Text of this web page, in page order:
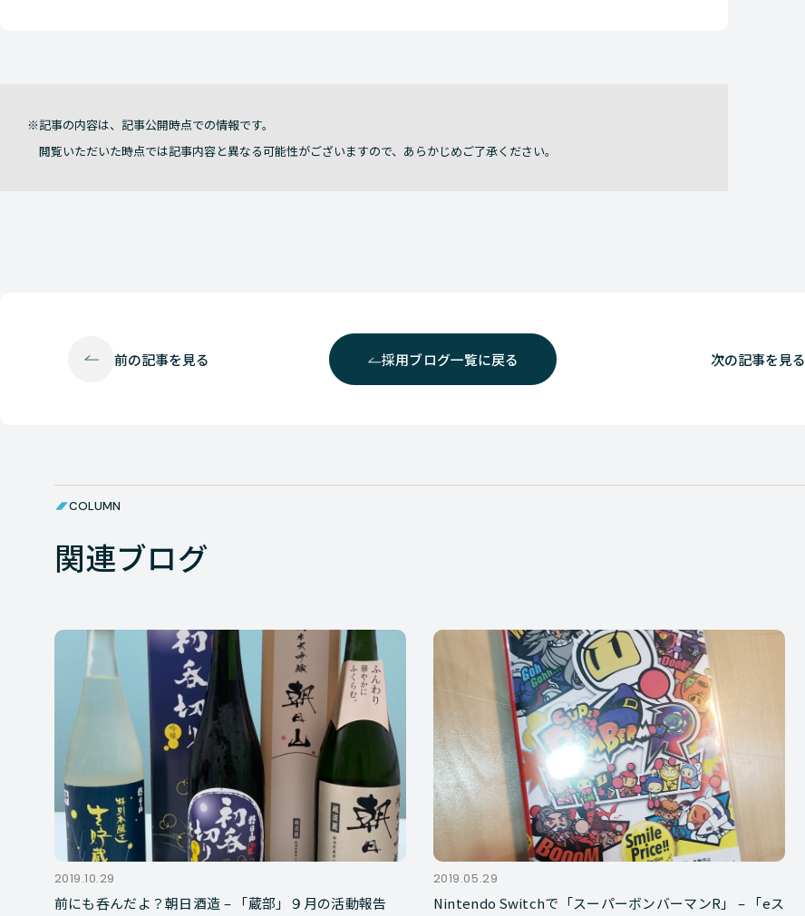
記事の内容は、記事公開時点での情報です。
閲覧いただいた時点では記事内容と異なる可能性がございますので、あらかじめご了承ください。
前の記事を見る 採用ブログ一覧に戻る 次の記事を見る
COLUMN
関連ブログ
2019.10.29
前にも呑んだよ？朝日酒造 – 「蔵部」９月の活動報告
2019.05.29
Nintendo Switchで「スーパーボンバーマンR」 – 「eス